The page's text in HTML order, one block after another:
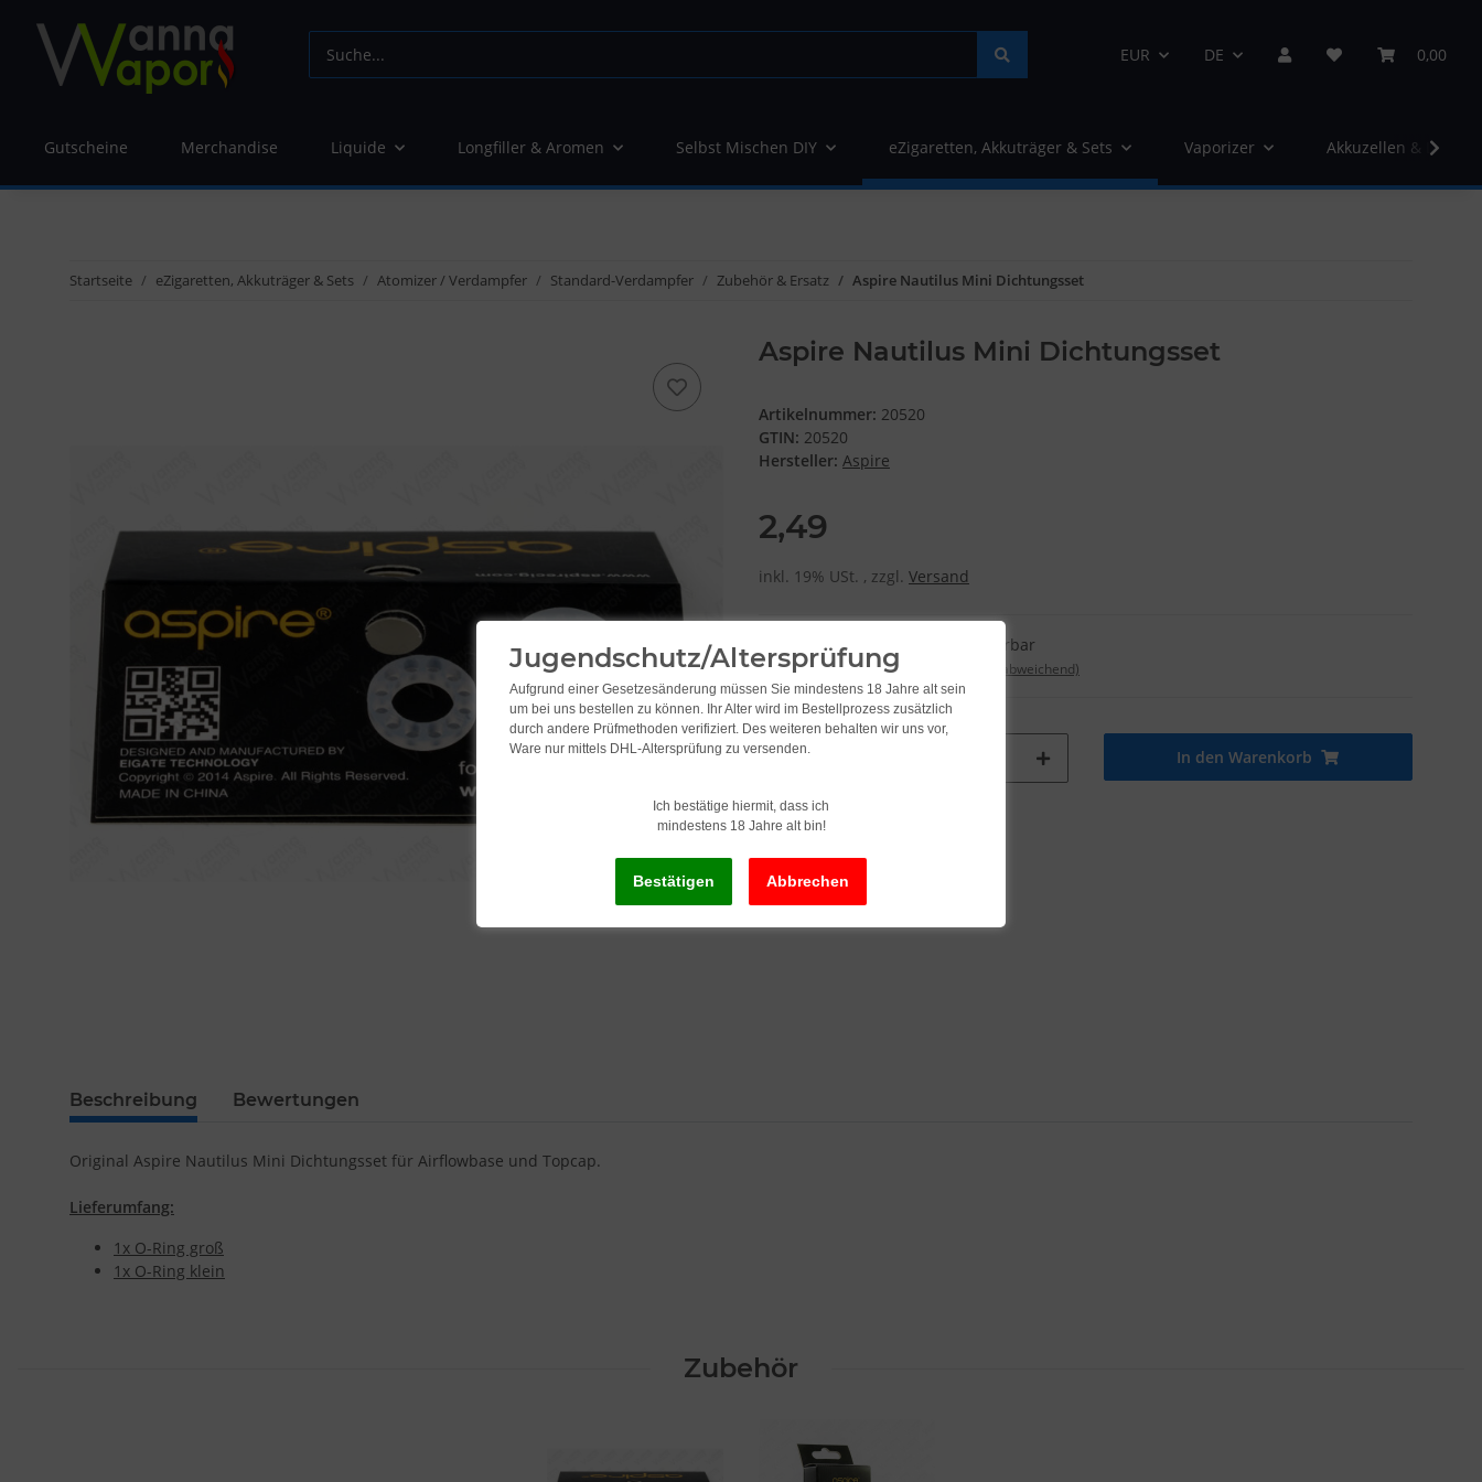
EUR DE 0,00
Gutscheine Merchandise Liquide Longfiller & Aromen Selbst Mischen DIY eZigaretten, Akkuträger & Sets Vaporizer Akkuzellen &
Startseite eZigaretten, Akkuträger & Sets Atomizer / Verdampfer Standard-Verdampfer Zubehör & Ersatz Aspire Nautilus Mini Dichtungsset
Aspire Nautilus Mini Dichtungsset
Artikelnummer: 20520
GTIN: 20520
Hersteller: Aspire
2,49
inkl. 19% USt. , zzgl. Versand
Lieferstatus: Sofort ab Lager lieferbar
Lieferzeit:2 - 3 Werktage (DE - Ausland abweichend)
In den Warenkorb
Beschreibung Bewertungen
Original Aspire Nautilus Mini Dichtungsset für Airflowbase und Topcap.
Lieferumfang:
1x O-Ring groß
1x O-Ring klein
Zubehör
Jugendschutz/Altersprüfung
Aufgrund einer Gesetzesänderung müssen Sie mindestens 18 Jahre alt sein
um bei uns bestellen zu können. Ihr Alter wird im Bestellprozess zusätzlich
durch andere Prüfmethoden verifiziert. Des weiteren behalten wir uns vor,
Ware nur mittels DHL-Altersprüfung zu versenden.
Ich bestätige hiermit, dass ich
mindestens 18 Jahre alt bin!